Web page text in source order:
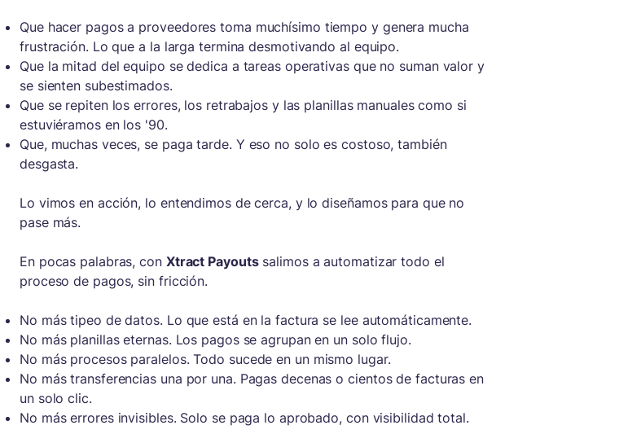
Que hacer pagos a proveedores toma muchísimo tiempo y genera mucha
frustración. Lo que a la larga termina desmotivando al equipo.
Que la mitad del equipo se dedica a tareas operativas que no suman valor y
se sienten subestimados.
Que se repiten los errores, los retrabajos y las planillas manuales como si
estuviéramos en los '90.
Que, muchas veces, se paga tarde. Y eso no solo es costoso, también
desgasta.
Lo vimos en acción, lo entendimos de cerca, y lo diseñamos para que no
pase más.
En pocas palabras, con Xtract Payoutssalimos a automatizar todo el
proceso de pagos, sin fricción.
No más tipeo de datos. Lo que está en la factura se lee automáticamente.
No más planillas eternas. Los pagos se agrupan en un solo flujo.
No más procesos paralelos. Todo sucede en un mismo lugar.
No más transferencias una por una. Pagas decenas o cientos de facturas en
un solo clic.
No más errores invisibles. Solo se paga lo aprobado, con visibilidad total.